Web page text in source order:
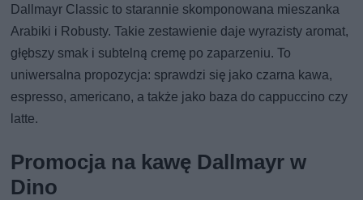
Dallmayr Classic to starannie skomponowana mieszanka
Arabiki i Robusty. Takie zestawienie daje wyrazisty aromat,
głębszy smak i subtelną cremę po zaparzeniu. To
uniwersalna propozycja: sprawdzi się jako czarna kawa,
espresso, americano, a także jako baza do cappuccino czy
latte.
Promocja na kawę Dallmayr w
Dino